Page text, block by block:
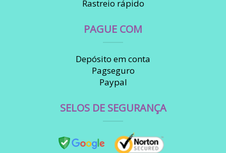
Rastreio rápido
PAGUE COM
Depósito em conta
Pagseguro
Paypal
SELOS DE SEGURANÇA